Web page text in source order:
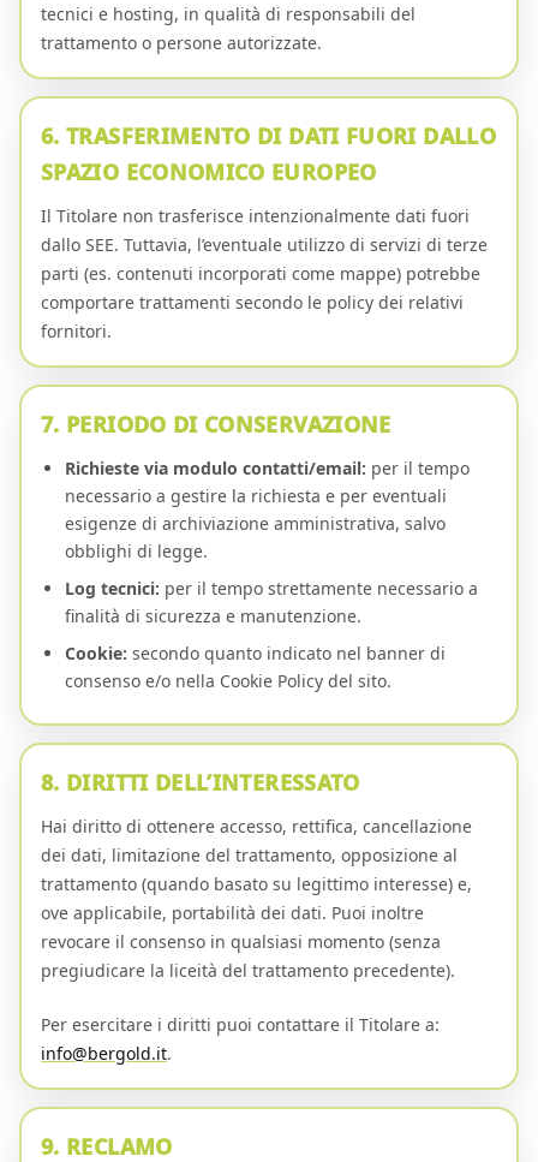
tecnici e hosting, in qualità di responsabili del
trattamento o persone autorizzate.
6. TRASFERIMENTO DI DATI FUORI DALLO
SPAZIO ECONOMICO EUROPEO
Il Titolare non trasferisce intenzionalmente dati fuori
dallo SEE. Tuttavia, l’eventuale utilizzo di servizi di terze
parti (es. contenuti incorporati come mappe) potrebbe
comportare trattamenti secondo le policy dei relativi
fornitori.
7. PERIODO DI CONSERVAZIONE
Richieste via modulo contatti/email: per il tempo
necessario a gestire la richiesta e per eventuali
esigenze di archiviazione amministrativa, salvo
obblighi di legge.
Log tecnici: per il tempo strettamente necessario a
finalità di sicurezza e manutenzione.
Cookie: secondo quanto indicato nel banner di
consenso e/o nella Cookie Policy del sito.
8. DIRITTI DELL’INTERESSATO
Hai diritto di ottenere accesso, rettifica, cancellazione
dei dati, limitazione del trattamento, opposizione al
trattamento (quando basato su legittimo interesse) e,
ove applicabile, portabilità dei dati. Puoi inoltre
revocare il consenso in qualsiasi momento (senza
pregiudicare la liceità del trattamento precedente).
Per esercitare i diritti puoi contattare il Titolare a:
info@bergold.it.
9. RECLAMO